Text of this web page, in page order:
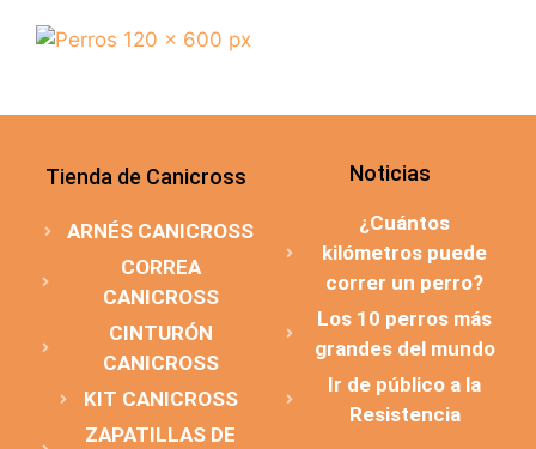
Tienda de Canicross
ARNÉS CANICROSS
CORREA
CANICROSS
CINTURÓN
CANICROSS
KIT CANICROSS
ZAPATILLAS DE
Noticias
¿Cuántos
kilómetros puede
correr un perro?
Los 10 perros más
grandes del mundo
Ir de público a la
Resistencia